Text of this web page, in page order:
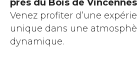
près du Bois de Vincennes
Venez profiter d’une
unique dans une
dynamique.